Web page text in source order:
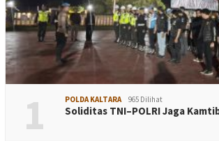
1 POLDA KALTARA 965 Dilihat
Soliditas TNI–POLRI Jaga